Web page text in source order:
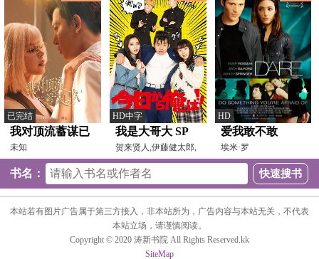
已完结
我对顶流蓄谋已
久
未知
HD中字
我是大哥大 SP
贺来贤人,伊藤健太郎,
仲野太贺,新川优爱,樱
HD
爱我敢不敢
埃米·罗
森
书名：
本站若有图片广告属于第三方接入，非本站所为，广告内容与本站无关，不代表
本站立场，请谨慎阅读。
Copyright © 2020 涛新书院 All Rights Reserved.kk
SiteMap